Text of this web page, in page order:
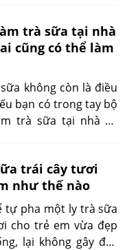
với các vấn đề
như béo phì, mất
tiêu hóa. Bài viết này
giải đáp toàn diện từ
phép, đến hướng
an toàn và các lựa
lành mạnh.
trà sữa tại nhà
cũng có thể làm
không còn là điều
bạn có trong tay bộ
trà sữa tại nhà cơ
từng dụng cụ và
để có ly trà sữa
mắt, thơm ngon
trái cây tươi
như thế nào
tự pha một ly trà sữa
cho trẻ em vừa đẹp
lại không gây đầy